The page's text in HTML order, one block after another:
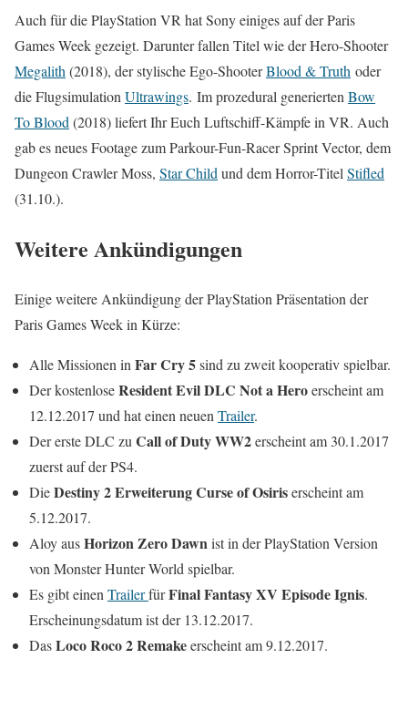
Auch für die PlayStation VR hat Sony einiges auf der Paris
Games Week gezeigt. Darunter fallen Titel wie der Hero-Shooter
Megalith (2018), der stylische Ego-ShooterBlood & Truth oder
die Flugsimulation Ultrawings. Im prozedural generierten Bow
To Blood (2018) liefert Ihr Euch Luftschiff-Kämpfe in VR. Auch
gab es neues Footage zum Parkour-Fun-Racer Sprint Vector, dem
Dungeon Crawler Moss, Star Child und dem Horror-Titel Stifled
(31.10.).
Weitere Ankündigungen
Einige weitere Ankündigung der PlayStation Präsentation der
Paris Games Week in Kürze:
Alle Missionen in Far Cry 5sind zu zweit kooperativ spielbar.
Der kostenloseResident Evil DLC Not a Heroerscheint am
12.12.2017 und hat einen neuen Trailer.
Der erste DLC zu Call of Duty WW2erscheint am 30.1.2017
zuerst auf der PS4.
DieDestiny 2 Erweiterung Curse of Osiriserscheint am
5.12.2017.
Aloy ausHorizon Zero Dawnist in der PlayStation Version
von Monster Hunter World spielbar.
Es gibt einen TrailerfürFinal Fantasy XV Episode Ignis.
Erscheinungsdatum ist der 13.12.2017.
DasLoco Roco 2 Remakeerscheint am 9.12.2017.